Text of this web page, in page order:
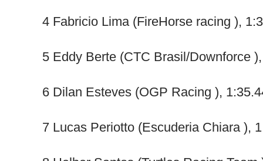
4 Fabricio Lima (FireHorse racing ),
5 Eddy Berte (CTC Brasil/Downforce
6 Dilan Esteves (OGP Racing ),
7 Lucas Periotto (Escuderia Chiara ),